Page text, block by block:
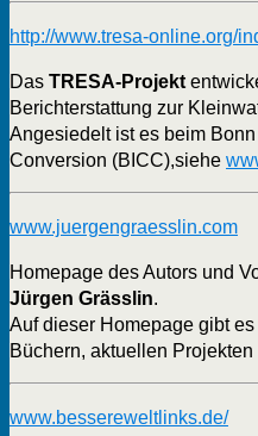
http://www.tresa-online.org/
Das TRESA-Projekt
Berichterstattung zur
Angesiedelt ist es beim
Conversion (BICC),siehe
www.juergengraesslin.com
Homepage des Autors und
Jürgen Grässlin.
Auf dieser Homepage gibt
Büchern, aktuellen Projekten
www.bessereweltlinks.de/